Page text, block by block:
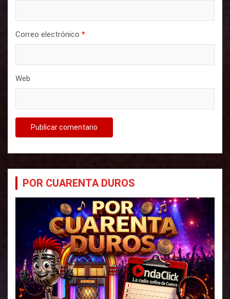
Correo electrónico *
Web
POR CUARENTA DUROS